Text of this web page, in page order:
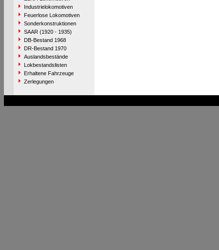
Industrielokomotiven
Feuerlose Lokomotiven
Sonderkonstruktionen
SAAR (1920 - 1935)
DB-Bestand 1968
DR-Bestand 1970
Auslandsbestände
Lokbestandslisten
Erhaltene Fahrzeuge
Zerlegungen